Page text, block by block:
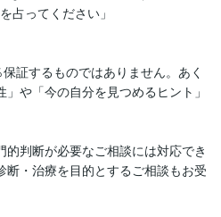
占ってください」
証するものではありません。あく
や「今の自分を見つめるヒント」
的判断が必要なご相談には対応でき
断・治療を目的とするご相談もお受